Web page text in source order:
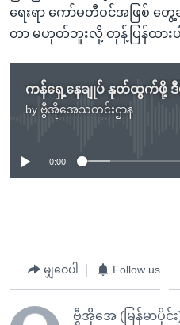
ရေးရာ ကော်မတီဝင်အဖြစ် တွေ့ဆုံ
တာ မဟုတ်ဘူးလို့ တုန့်ပြန်ထား
by ဗွီအိုအေသတင်းဌာန
No media
0:00
မျှဝေပါ Follow us
ဗွီအိုအေ (မြန်မာပိုင်း